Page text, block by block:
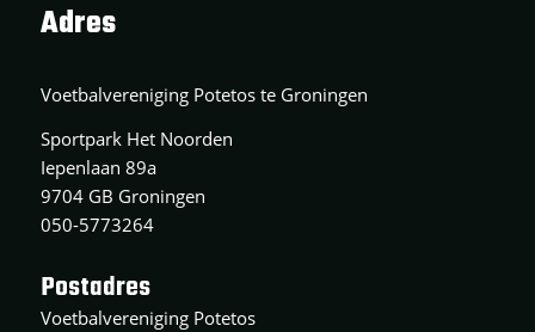
Adres
Voetbalvereniging Potetos te Groningen
Sportpark Het Noorden
Iepenlaan 89a
9704 GB Groningen
050-5773264
Postadres
Voetbalvereniging Potetos